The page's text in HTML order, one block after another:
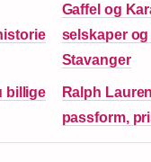
Gaffel og
selskaper
Stavanger
billige
Ralph
passform,